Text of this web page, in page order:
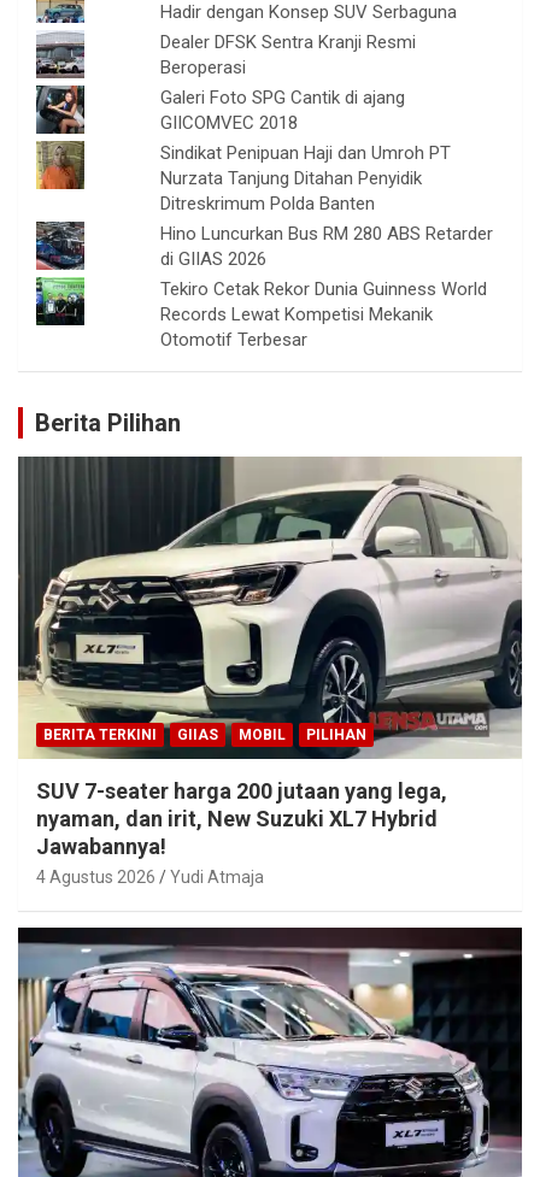
Hadir dengan Konsep SUV Serbaguna
Dealer DFSK Sentra Kranji Resmi
Beroperasi
Galeri Foto SPG Cantik di ajang
GIICOMVEC 2018
Sindikat Penipuan Haji dan Umroh PT
Nurzata Tanjung Ditahan Penyidik
Ditreskrimum Polda Banten
Hino Luncurkan Bus RM 280 ABS Retarder
di GIIAS 2026
Tekiro Cetak Rekor Dunia Guinness World
Records Lewat Kompetisi Mekanik
Otomotif Terbesar
Berita Pilihan
BERITA TERKINI GIIAS MOBIL PILIHAN
SUV 7-seater harga 200 jutaan yang lega,
nyaman, dan irit, New Suzuki XL7 Hybrid
Jawabannya!
4 Agustus 2026 Yudi Atmaja